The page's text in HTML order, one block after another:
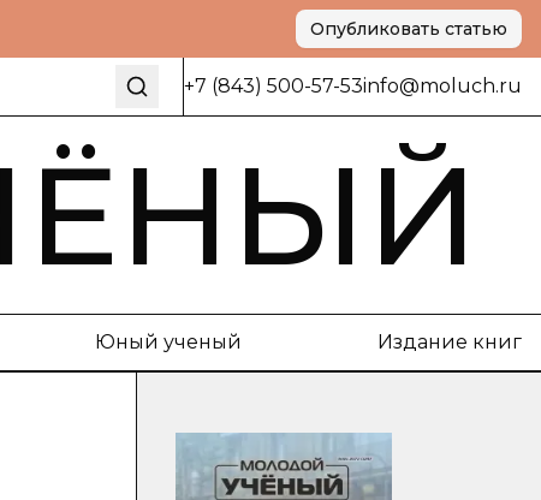
Опубликовать статью
+7 (843) 500-57-53info@moluch.ru
Юный ученый Издание книг